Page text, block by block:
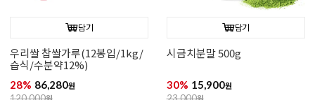
담기
우리쌀 찹쌀가루(12봉입/1kg/
습식/수분약12%)
28% 86,280원
담기
시금치분말 500g
30% 15,900원